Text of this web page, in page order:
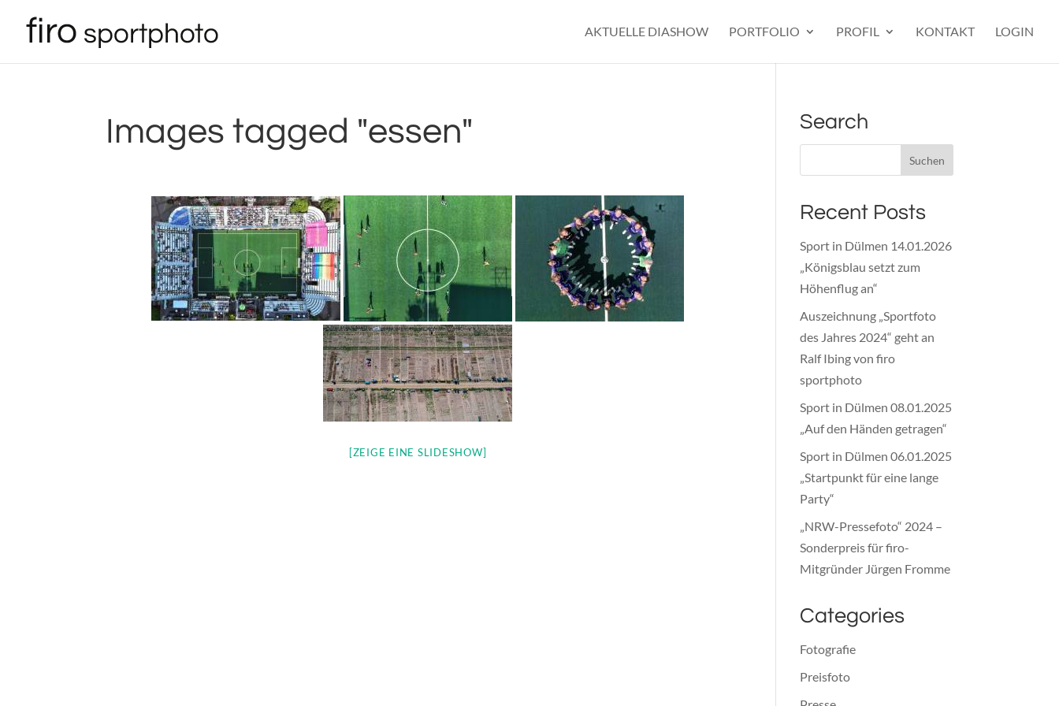
AKTUELLE DIASHOW PORTFOLIO PROFIL KONTAKT LOGIN
Images tagged "essen"
[ZEIGE EINE SLIDESHOW]
Search
Recent Posts
Sport in Dülmen 14.01.2026
„Königsblau setzt zum
Höhenflug an“
Auszeichnung „Sportfoto
des Jahres 2024“ geht an
Ralf Ibing von firo
sportphoto
Sport in Dülmen 08.01.2025
„Auf den Händen getragen“
Sport in Dülmen 06.01.2025
„Startpunkt für eine lange
Party“
„NRW-Pressefoto“ 2024 –
Sonderpreis für firo-
Mitgründer Jürgen Fromme
Categories
Fotografie
Preisfoto